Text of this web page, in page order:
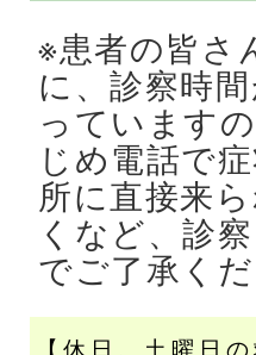
※患者の皆さ
に、診察時
っています
じめ電話で
所に直接来
くなど、診
でご了承くだ
【休日、土曜日